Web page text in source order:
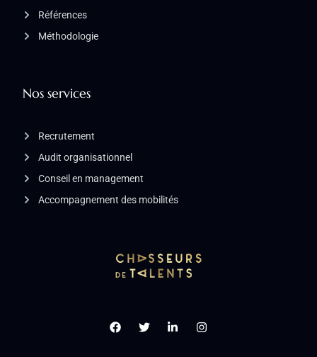
Nos services
Recrutement
Audit organisationnel
Conseil en management
Accompagnement des mobilités
Références
Méthodologie